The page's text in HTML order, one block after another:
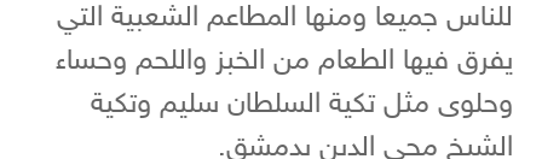
للناس جميعا ومنها المطاعم الشعبية التي
يفرق فيها الطعام من الخبز واللحم وحساء
وحلوى مثل تكية السلطان سليم وتكية
الشيخ محي الدين بدمشق.